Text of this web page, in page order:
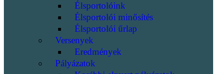
Élsportolóink
Élsportolói minősítés
Élsportolói űrlap
Versenyek
Eredmények
Pályázatok